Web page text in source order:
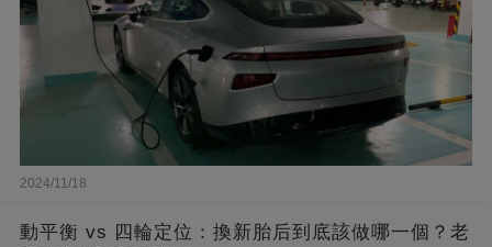
2024/11/18
動平衡 vs 四輪定位：換新胎后到底該做哪一個？老